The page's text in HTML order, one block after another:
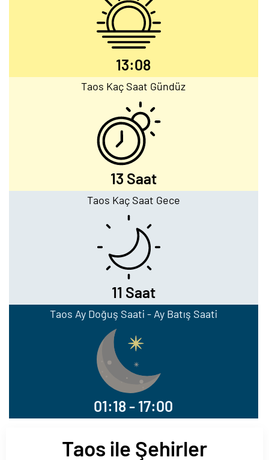
13:08
Taos Kaç Saat Gündüz
13 Saat
Taos Kaç Saat Gece
11 Saat
Taos Ay Doğuş Saati - Ay Batış Saati
01:18 - 17:00
Taos ile Şehirler